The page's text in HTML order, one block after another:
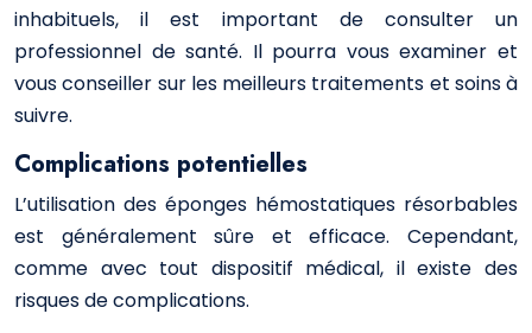
inhabituels, il est important de consulter un
professionnel de santé. Il pourra vous examiner et
vous conseiller sur les meilleurs traitements et soins à
suivre.
Complications potentielles
L’utilisation des éponges hémostatiques résorbables
est généralement sûre et efficace. Cependant,
comme avec tout dispositif médical, il existe des
risques de complications.